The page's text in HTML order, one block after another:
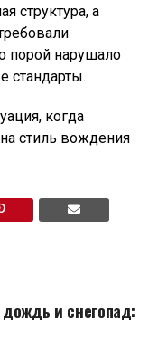
структура, а
порой нарушало
стандарты.
когда
стиль вождения
и снегопад: